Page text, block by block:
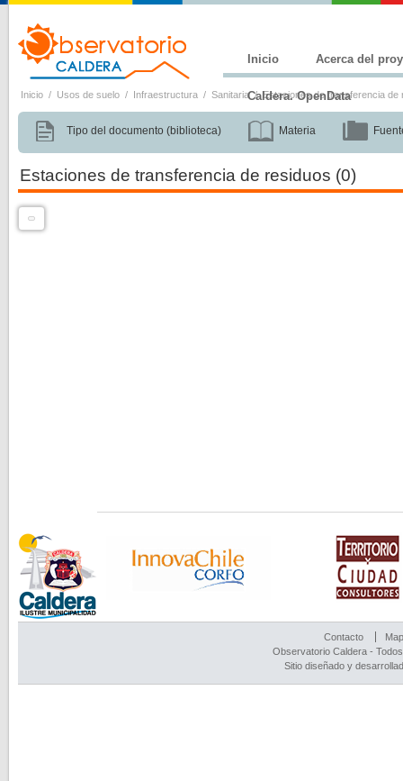
Inicio Acerca del
Caldera. OpenData
Inicio / Usos de suelo / Infraestructura / Sanitaria / Estaciones de transferencia de
Tipo del documento (biblioteca) Materia
Estaciones de transferencia de residuos (0)
Contacto
Observatorio Caldera -
Sitio diseñado y